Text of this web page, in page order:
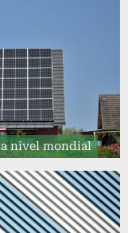
nivel mondial